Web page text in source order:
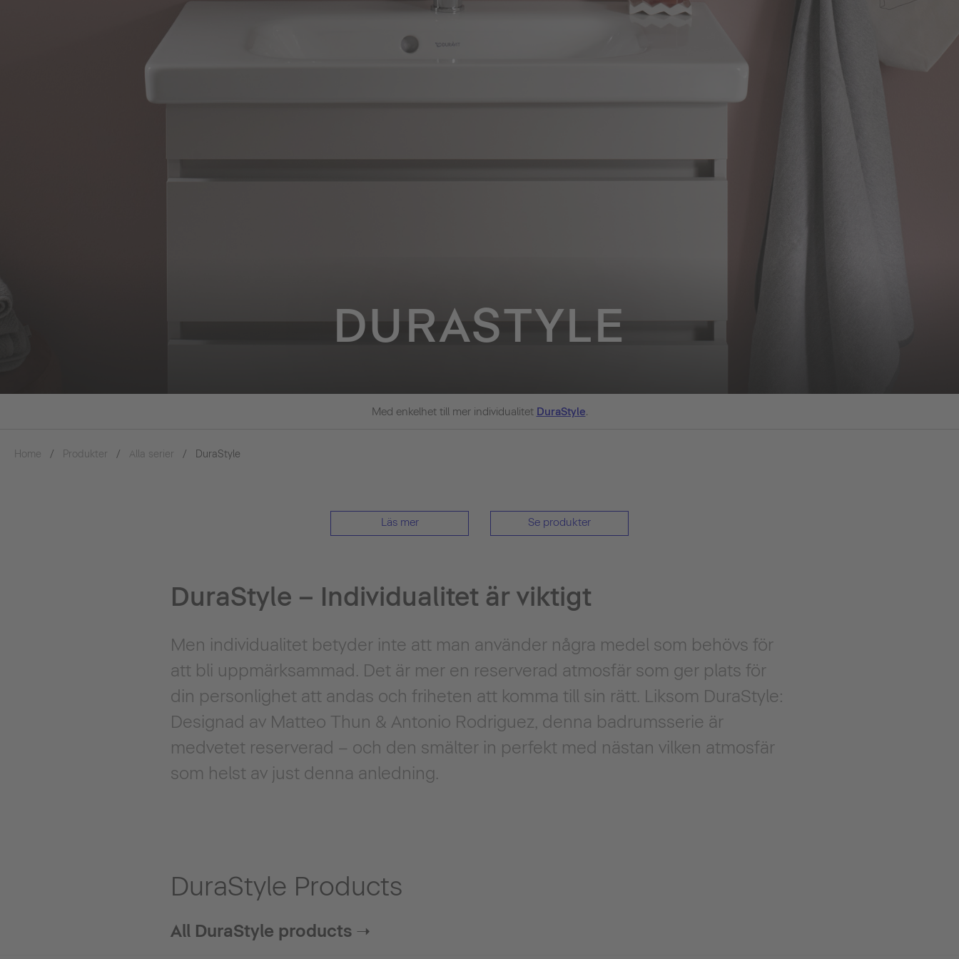
DURASTYLE
Med enkelhet till mer individualitet DuraStyle.
Home Produkter Alla serier DuraStyle
Läs mer Se produkter
DuraStyle – Individualitet är viktigt
Men individualitet betyder inte att man använder några medel som behövs för
att bli uppmärksammad. Det är mer en reserverad atmosfär som ger plats för
din personlighet att andas och friheten att komma till sin rätt. Liksom DuraStyle:
Designad av Matteo Thun & Antonio Rodriguez, denna badrumsserie är
medvetet reserverad – och den smälter in perfekt med nästan vilken atmosfär
som helst av just denna anledning.
DuraStyle Products
All DuraStyle products ➝